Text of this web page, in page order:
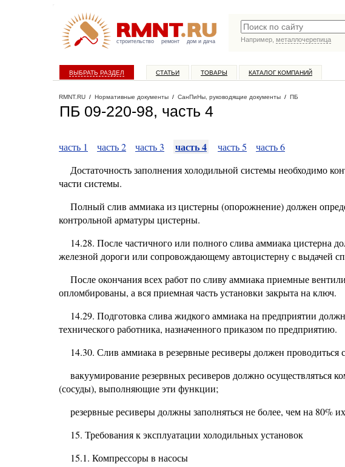
строительство ремонт дом и дача
Например, металлочерепица
ВЫБРАТЬ РАЗДЕЛ СТАТЬИ ТОВАРЫ КАТАЛОГ КОМПАНИЙ
RMNT.RU / Нормативные документы / СанПиНы, руководящие документы / ПБ
ПБ 09-220-98, часть 4
часть 1 часть 2 часть 3 часть 4 часть 5
часть 6
Достаточность заполнения холодильной системы необходимо
части системы.
Полный слив аммиака из цистерны (опорожнение) должен
контрольной арматуры цистерны.
14.28. После частичного или полного слива аммиака цистерна
железной дороги или сопровождающему автоцистерну с выдачей
После окончания всех работ по сливу аммиака приемные
опломбированы, а вся приемная часть установки закрыта на ключ.
14.29. Подготовка слива жидкого аммиака на предприятии
технического работника, назначенного приказом по предприятию.
14.30. Слив аммиака в резервные ресиверы должен
вакуумирование резервных ресиверов должно осуществляться
(сосуды), выполняющие эти функции;
резервные ресиверы должны заполняться не более, чем на 80%
15. Требования к эксплуатации холодильных установок
15.1. Компрессоры в насосы